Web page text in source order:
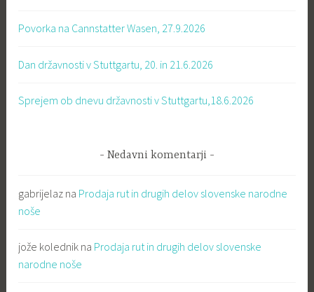
Povorka na Cannstatter Wasen, 27.9.2026
Dan državnosti v Stuttgartu, 20. in 21.6.2026
Sprejem ob dnevu državnosti v Stuttgartu,18.6.2026
Nedavni komentarji
gabrijelaz na Prodaja rut in drugih delov slovenske narodne
noše
jože kolednik na Prodaja rut in drugih delov slovenske
narodne noše